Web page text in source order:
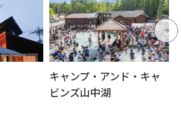
キャンプ・アンド・キャ
ビンズ山中湖